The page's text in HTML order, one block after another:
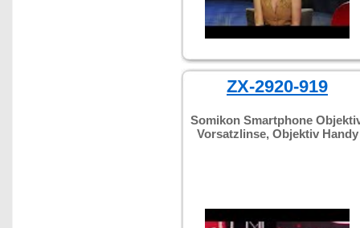
ZX-2920-919
Somikon Smartphone
Vorsatzlinse, Objektiv Handy